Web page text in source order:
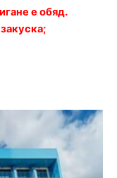
е обяд.